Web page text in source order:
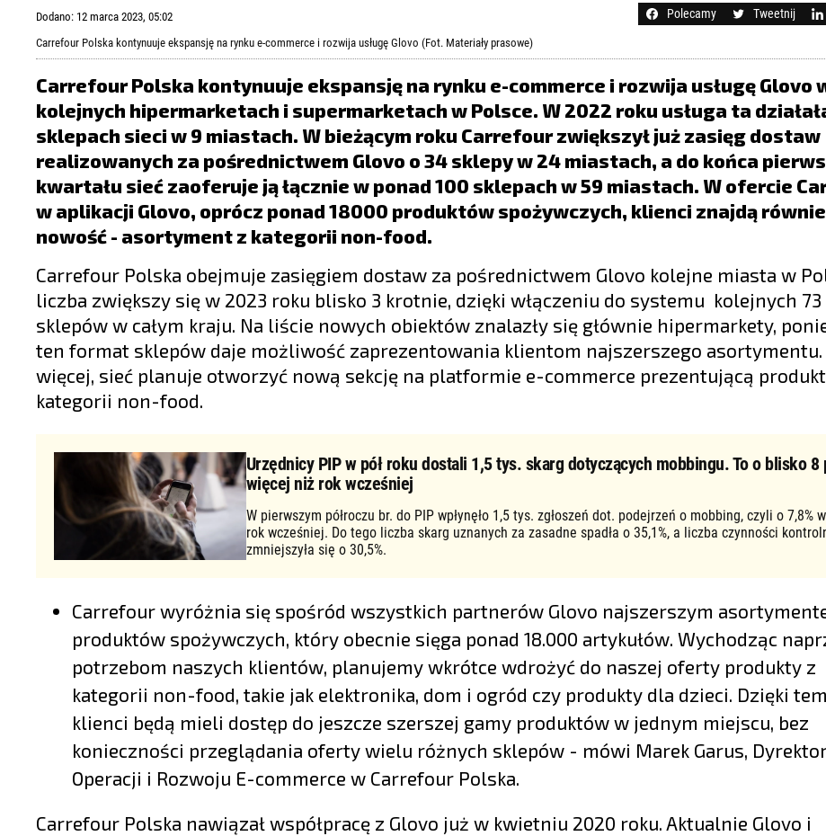
OPINIE I KOMENTARZE
Dodano: 12 marca 2023, 05:02 Polecamy Tweetnij
Carrefour Polska kontynuuje ekspansję na rynku e-commerce i rozwija usługę Glovo (Fot. Materiały prasowe)
Carrefour Polska kontynuuje ekspansję na rynku e-commerce i rozwija usługę Glovo
kolejnych hipermarketach i supermarketach w Polsce. W 2022 roku usługa ta
sklepach sieci w 9 miastach. W bieżącym roku Carrefour zwiększył już zasięg dostaw
realizowanych za pośrednictwem Glovo o 34 sklepy w 24 miastach, a do końca
kwartału sieć zaoferuje ją łącznie w ponad 100 sklepach w 59 miastach. W ofercie
w aplikacji Glovo, oprócz ponad 18000 produktów spożywczych, klienci znajdą
nowość - asortyment z kategorii non-food.
Carrefour Polska obejmuje zasięgiem dostaw za pośrednictwem Glovo kolejne miasta w
liczba zwiększy się w 2023 roku blisko 3 krotnie, dzięki włączeniu do systemu kolejnych 73
sklepów w całym kraju. Na liście nowych obiektów znalazły się głównie hipermarkety,
ten format sklepów daje możliwość zaprezentowania klientom najszerszego asortymentu.
więcej, sieć planuje otworzyć nową sekcję na platformie e-commerce prezentującą
kategorii non-food.
Urzędnicy PIP w pół roku dostali 1,5 tys. skarg dotyczących mobbingu. To o blisko 8
więcej niż rok wcześniej
W pierwszym półroczu br. do PIP wpłynęło 1,5 tys. zgłoszeń dot. podejrzeń o mobbing, czyli o 7,8%
rok wcześniej. Do tego liczba skarg uznanych za zasadne spadła o 35,1%, a liczba czynności
zmniejszyła się o 30,5%.
Carrefour wyróżnia się spośród wszystkich partnerów Glovo najszerszym
produktów spożywczych, który obecnie sięga ponad 18.000 artykułów. Wychodząc
potrzebom naszych klientów, planujemy wkrótce wdrożyć do naszej oferty produkty z
kategorii non-food, takie jak elektronika, dom i ogród czy produkty dla dzieci. Dzięki
klienci będą mieli dostęp do jeszcze szerszej gamy produktów w jednym miejscu, bez
konieczności przeglądania oferty wielu różnych sklepów - mówi Marek Garus,
Operacji i Rozwoju E-commerce w Carrefour Polska.
Carrefour Polska nawiązał współpracę z Glovo już w kwietniu 2020 roku. Aktualnie Glovo i